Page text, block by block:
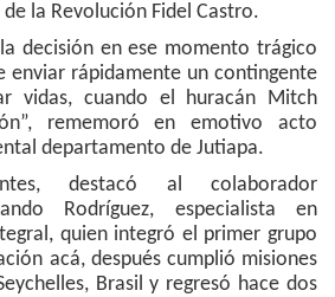
la Revolución Fidel Castro.
decisión en ese momento trágico
enviar rápidamente un contingente
vidas, cuando el huracán Mitch
rememoró en emotivo acto
departamento de Jutiapa.
destacó al colaborador
Rodríguez, especialista en
quien integró el primer grupo
acá, después cumplió misiones
Brasil y regresó hace dos